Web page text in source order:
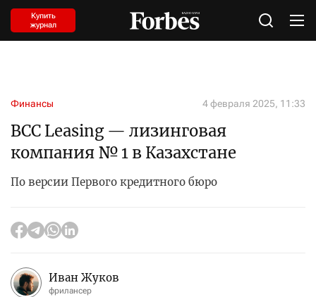
Купить
журнал
Финансы 4 февраля 2025, 11:33
BCC Leasing — лизинговая
компания № 1 в Казахстане
По версии Первого кредитного бюро
Иван Жуков
фрилансер